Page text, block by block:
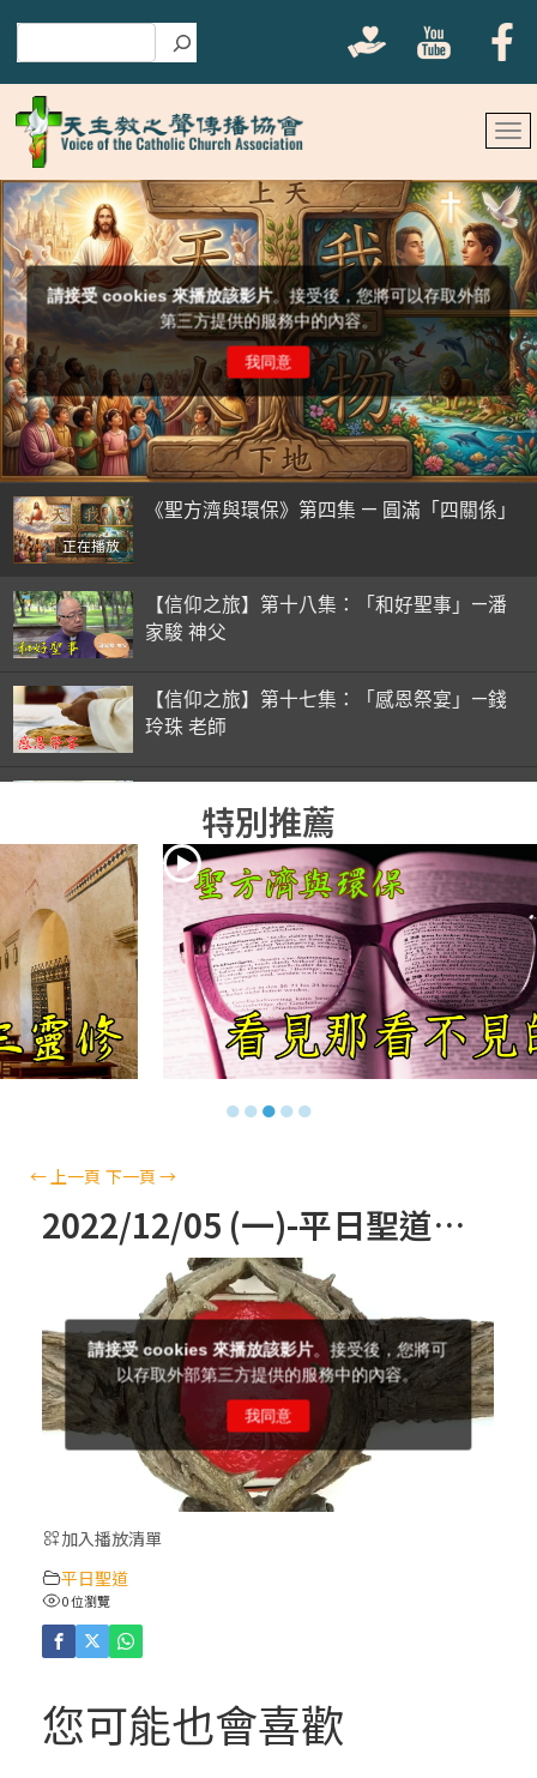
正在播放
《聖方濟與環保》第四集 — 圓滿「四關係」
【信仰之旅】第十八集：「和好聖事」—潘
家駿 神父
【信仰之旅】第十七集：「感恩祭宴」—錢
玲珠 老師
錢玲珠 老師
【信仰之旅】第十五集：「入門聖事」—錢
玲珠 老師
【信仰之旅】第十四集：「天主十誡(下)」
—金毓瑋 神父
【信仰之旅】第十三集：「天主十誡(上)」
—金毓瑋 神父
【信仰之旅】第十二集：「聖母、聖人」—
【信仰之旅】第十一集：「教 會」(推廣片)
【信仰之旅】第十一集：「教 會」—林必能
神父
【信仰之旅】第十集：「逾越奧蹟」— 錢玲
珠老師
(5)黃敏正主教帶你做「四旬期避靜」—【逾
人相遇
特別推薦
●●●●●
← 上一頁 下一頁→
2022/12/05 (一)-平日聖道禮儀
加入播放清單
平日聖道
0 位瀏覽
您可能也會喜歡